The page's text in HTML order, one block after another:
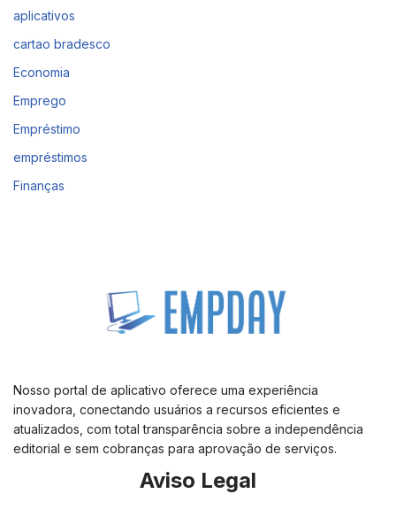
aplicativos
cartao bradesco
Economia
Emprego
Empréstimo
empréstimos
Finanças
Nosso portal de aplicativo oferece uma experiência
inovadora, conectando usuários a recursos eficientes e
atualizados, com total transparência sobre a independência
editorial e sem cobranças para aprovação de serviços.
Aviso Legal